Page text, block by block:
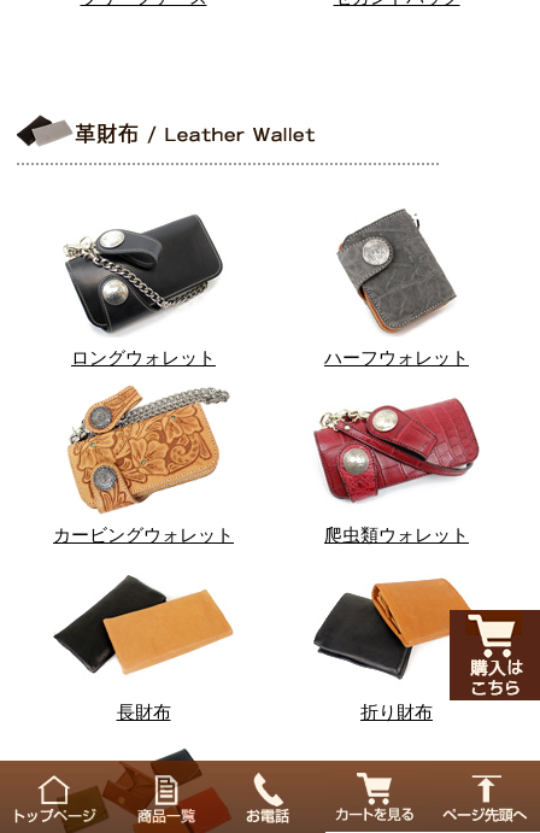
ロングウォレット ハーフウォレット
カービングウォレット 爬虫類ウォレット
長財布 折り財布